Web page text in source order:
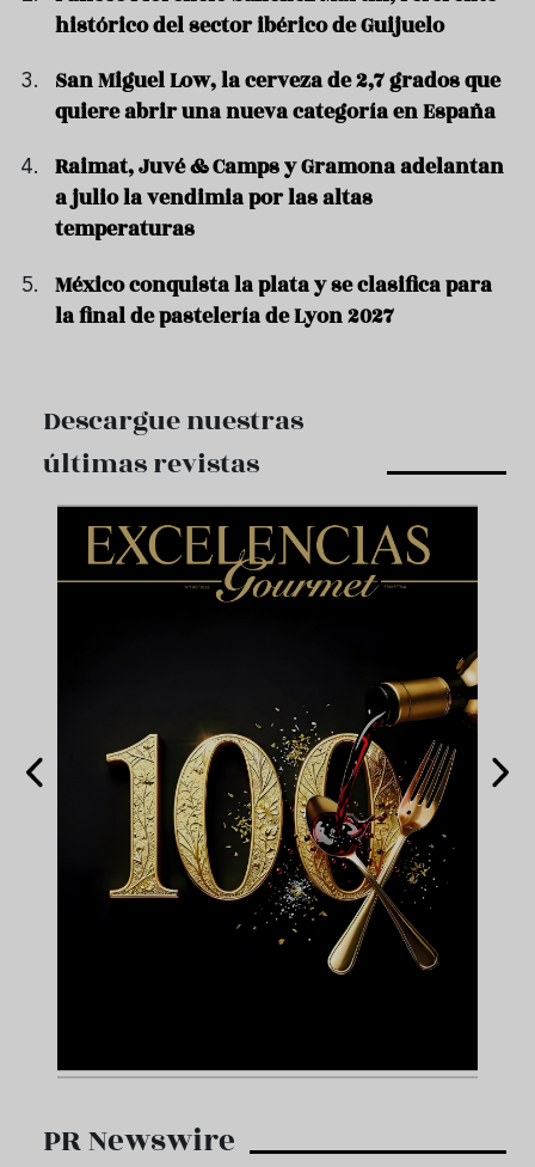
histórico del sector ibérico de Guijuelo
San Miguel Low, la cerveza de 2,7 grados que
quiere abrir una nueva categoría en España
Raimat, Juvé & Camps y Gramona adelantan
a julio la vendimia por las altas
temperaturas
México conquista la plata y se clasifica para
la final de pastelería de Lyon 2027
Descargue nuestras
últimas revistas
PR Newswire